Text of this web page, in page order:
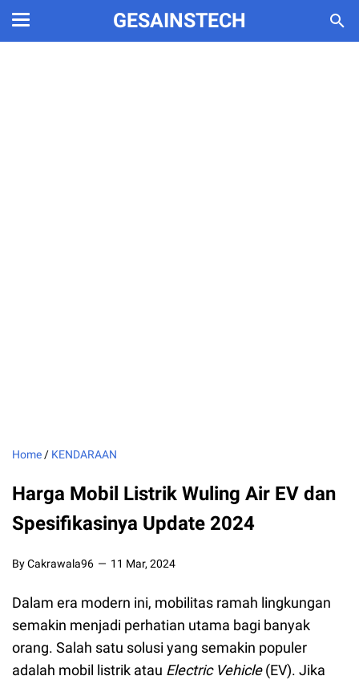
GESAINSTECH
Home / KENDARAAN
Harga Mobil Listrik Wuling Air EV dan
Spesifikasinya Update 2024
By Cakrawala96 11 Mar, 2024
Dalam era modern ini, mobilitas ramah lingkungan
semakin menjadi perhatian utama bagi banyak
orang. Salah satu solusi yang semakin populer
adalah mobil listrik atau Electric Vehicle(EV). Jika